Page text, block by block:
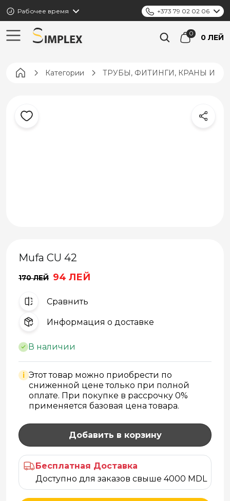
Рабочее время +373 79 02 02 06
0 ЛЕЙ
Pagina principală
Категории ТРУБЫ, ФИТИНГИ, КРАНЫ И
Mufa CU 42
170 ЛЕЙ 94 ЛЕЙ
Cравнить
Информация о доставке
В наличии
i Этот товар можно приобрести по
сниженной цене только при полной
оплате. При покупке в рассрочку 0%
применяется базовая цена товара.
Добавить в корзину
Бесплатная Доставка
Доступно для заказов свыше 4000 MDL